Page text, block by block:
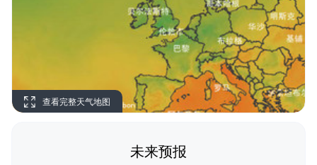
查看完整天气地图
未来预报